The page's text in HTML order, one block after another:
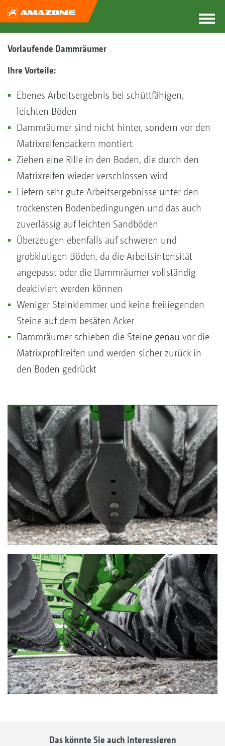
Vorlaufende Dammräumer
Ihre Vorteile:
Ebenes Arbeitsergebnis bei schüttfähigen,
leichten Böden
Dammräumer sind nicht hinter, sondern vor den
Matrixreifenpackern montiert
Ziehen eine Rille in den Boden, die durch den
Matrixreifen wieder verschlossen wird
Liefern sehr gute Arbeitsergebnisse unter den
trockensten Bodenbedingungen und das auch
zuverlässig auf leichten Sandböden
Überzeugen ebenfalls auf schweren und
grobklutigen Böden, da die Arbeitsintensität
angepasst oder die Dammräumer vollständig
deaktiviert werden können
Weniger Steinklemmer und keine freiliegenden
Steine auf dem besäten Acker
Dammräumer schieben die Steine genau vor die
Matrixprofilreifen und werden sicher zurück in
den Boden gedrückt
Das könnte Sie auch interessieren